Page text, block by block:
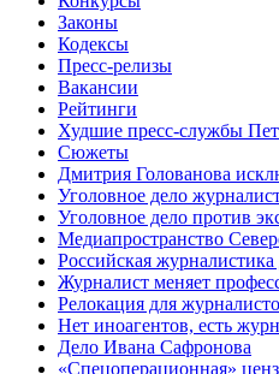
Законы
Кодексы
Пресс-релизы
Вакансии
Рейтинги
Худшие пресс-службы
Сюжеты
Дмитрия Голованова
Уголовное дело
Уголовное дело против
Медиапространство
Российская
Журналист меняет
Релокация для
Нет иноагентов, есть
Дело Ивана Сафронова
«Спецоперационная»